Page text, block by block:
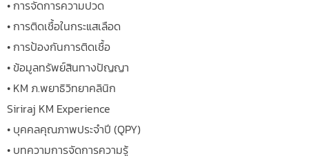
• การจัดการความปวด
• การติดเชื้อในกระแสเลือด
• การป้องกันการติดเชื้อ
• ข้อมูลทรัพย์สินทางปัญญา
• KM ภ.พยาธิวิทยาคลินิก
Siriraj KM Experience
• บุคคลคุณภาพประจำปี (QPY)
• บทความการจัดการความรู้